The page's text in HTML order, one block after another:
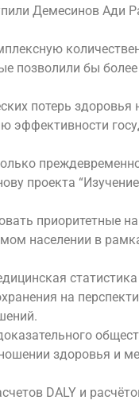
Демесинов Ади
позволили бы
потерь здоровья
эффективности
проекта “Изучение
приоритетные
населении в
статистика
на
здоровья и
DALY и